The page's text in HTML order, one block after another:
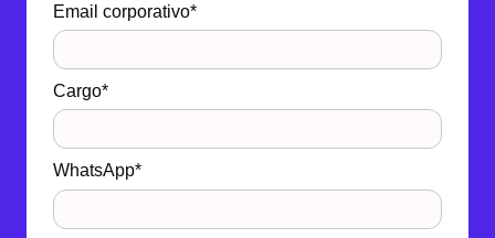
Email corporativo*
Cargo*
WhatsApp*